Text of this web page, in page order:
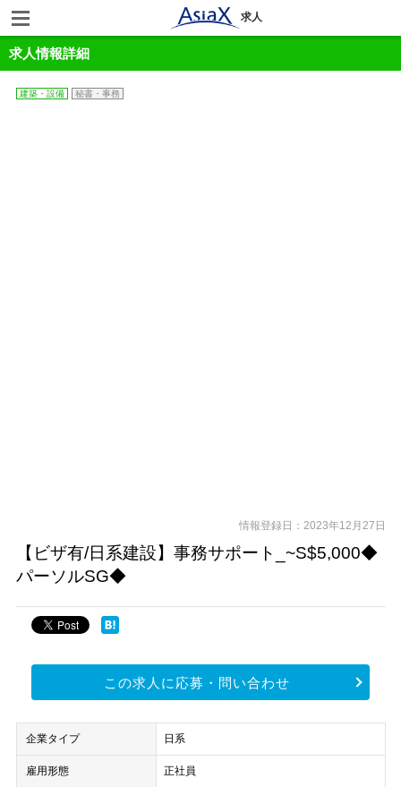
求人
求人情報詳細
建築・設備 秘書・事務
情報登録日：2023年12月27日
【ビザ有/日系建設】事務サポート_~S$5,000◆
パーソルSG◆
この求人に応募・問い合わせ
企業タイプ 日系
雇用形態 正社員